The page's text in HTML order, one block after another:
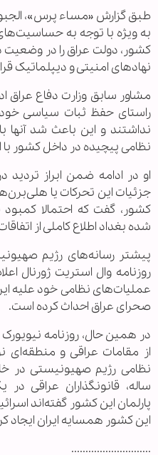
طبق گزارش «مساء پرس»،
به ویژه با توجه به
کشور، دولت عراق را در وضعیت
نهادهای امنیتی و دیپلماتیک
مشاور سابق وزارت دفاع عراق
راستای حفظ ثبات سیاسی
نداشتند و این باعث شد آنها
نظامی پیچیده در داخل کشور با
او در ادامه ضمن ابراز تردید
جزئیات این تحرکات یا
کشور، گفت که احتمالا
شده بغداد اطلاع کاملی از
پیشتر رسانه‌های رژیم
روزنامه وال استریت ژورنال
عملیات‌های نظامی خود علیه
صحرای عراق احداث کرده است.
در همین حال، روزنامه
از مقامات عراقی و
ساله، قانونگذاران عراقی
پارلمان این کشور گفته‌اند
این کشور همسایه ایران ایجاد
............................